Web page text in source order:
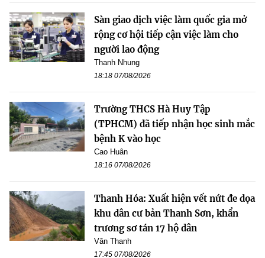
Sàn giao dịch việc làm quốc gia mở
rộng cơ hội tiếp cận việc làm cho
người lao động
Thanh Nhung
18:18 07/08/2026
Trường THCS Hà Huy Tập
(TPHCM) đã tiếp nhận học sinh mắc
bệnh K vào học
Cao Huân
18:16 07/08/2026
Thanh Hóa: Xuất hiện vết nứt đe dọa
khu dân cư bản Thanh Sơn, khẩn
trương sơ tán 17 hộ dân
Văn Thanh
17:45 07/08/2026